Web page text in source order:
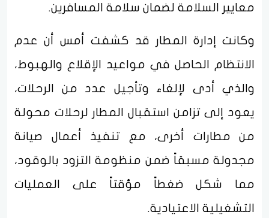
معايير السلامة لضمان سلامة المسافرين.
وكانت إدارة المطار قد كشفت أمس أن عدم
الانتظام الحاصل في مواعيد الإقلاع والهبوط،
والذي أدى لإلغاء وتأجيل عدد من الرحلات،
يعود إلى تزامن استقبال المطار لرحلات محولة
من مطارات أخرى، مع تنفيذ أعمال صيانة
مجدولة مسبقاً ضمن منظومة التزود بالوقود،
مما شكل ضغطاً مؤقتاً على العمليات
التشغيلية الاعتيادية.